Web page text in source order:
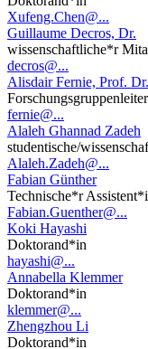
Xufeng.Chen@...
Guillaume Decros, Dr.
wissenschaftliche*r
decros@...
Alisdair Fernie, Prof. Dr.
Forschungsgruppenleiter
fernie@...
Alaleh Ghannad Zadeh
studentische/
Alaleh.Zadeh@...
Fabian Günther
Technische*r
Fabian.Guenther@...
Koki Hayashi
Doktorand*in
hayashi@...
Annabella Klemmer
Doktorand*in
klemmer@...
Zhengzhou Li
Doktorand*in